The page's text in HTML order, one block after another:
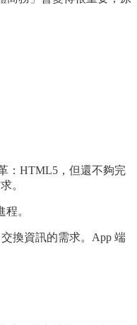
：HTML5，但還不夠完
。
。
交換資訊的需求。App 端